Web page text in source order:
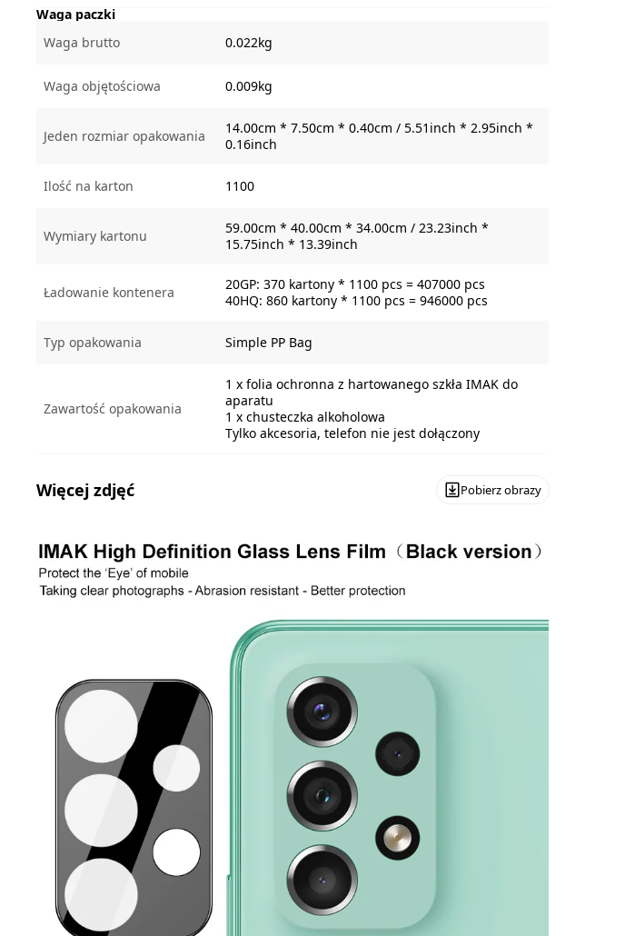
Waga paczki
Waga brutto
0.022kg
Waga objętościowa 0.009kg
Jeden rozmiar opakowania
14.00cm * 7.50cm * 0.40cm / 5.51inch * 2.95inch *
0.16inch
Ilość na karton 1100
Wymiary kartonu
59.00cm * 40.00cm * 34.00cm / 23.23inch *
15.75inch * 13.39inch
Ładowanie kontenera
20GP: 370 kartony * 1100 pcs = 407000 pcs
40HQ: 860 kartony * 1100 pcs = 946000 pcs
Typ opakowania Simple PP Bag
Zawartość opakowania
1 x folia ochronna z hartowanego szkła IMAK do
aparatu
1 x chusteczka alkoholowa
Tylko akcesoria, telefon nie jest dołączony
Więcej zdjęć Pobierz obrazy